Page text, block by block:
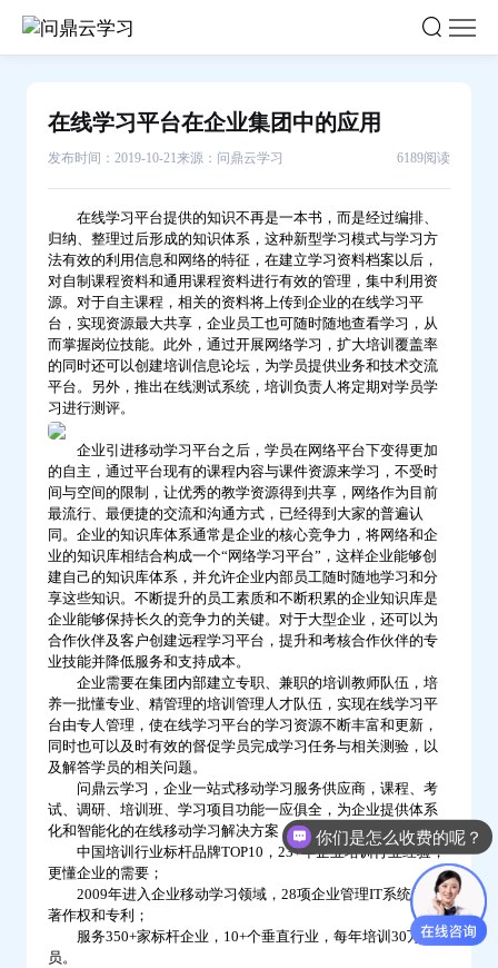
在线学习平台在企业集团中的应用
发布时间：2019-10-21来源：问鼎云学习 6189阅读
在线学习平台提供的知识不再是一本书，而是经过编排、
归纳、整理过后形成的知识体系，这种新型学习模式与学习方
法有效的利用信息和网络的特征，在建立学习资料档案以后，
对自制课程资料和通用课程资料进行有效的管理，集中利用资
源。对于自主课程，相关的资料将上传到企业的在线学习平
台，实现资源最大共享，企业员工也可随时随地查看学习，从
而掌握岗位技能。此外，通过开展网络学习，扩大培训覆盖率
的同时还可以创建培训信息论坛，为学员提供业务和技术交流
平台。另外，推出在线测试系统，培训负责人将定期对学员学
习进行测评。
企业引进移动学习平台之后，学员在网络平台下变得更加
的自主，通过平台现有的课程内容与课件资源来学习，不受时
间与空间的限制，让优秀的教学资源得到共享，网络作为目前
最流行、最便捷的交流和沟通方式，已经得到大家的普遍认
同。企业的知识库体系通常是企业的核心竞争力，将网络和企
业的知识库相结合构成一个“网络学习平台”，这样企业能够创
建自己的知识库体系，并允许企业内部员工随时随地学习和分
享这些知识。不断提升的员工素质和不断积累的企业知识库是
企业能够保持长久的竞争力的关键。对于大型企业，还可以为
合作伙伴及客户创建远程学习平台，提升和考核合作伙伴的专
业技能并降低服务和支持成本。
企业需要在集团内部建立专职、兼职的培训教师队伍，培
养一批懂专业、精管理的培训管理人才队伍，实现在线学习平
台由专人管理，使在线学习平台的学习资源不断丰富和更新，
同时也可以及时有效的督促学员完成学习任务与相关测验，以
及解答学员的相关问题。
问鼎云学习，企业一站式移动学习服务供应商，课程、考
试、调研、培训班、学习项目功能一应俱全，为企业提供体系
化和智能化的在线移动学习解决方案：
中国培训行业标杆品牌TOP10，23+年企业培训行业经验，
更懂企业的需要；
2009年进入企业移动学习领域，28项企业管理IT系统开发
著作权和专利；
服务350+家标杆企业，10+个垂直行业，每年培训30万+学
员。
你们是怎么收费的呢？